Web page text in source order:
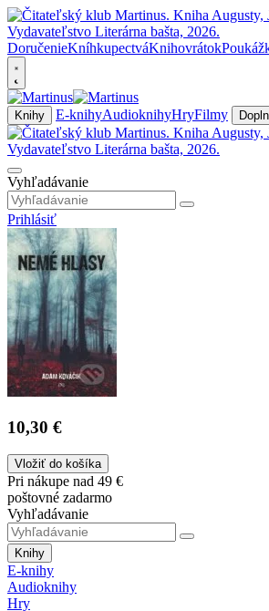
DoručenieKníhkupectváKnihovrátok
Knihy E-knihyAudioknihyHryFilmy
Vyhľadávanie
Prihlásiť
10,30 €
Vložiť do košíka
Pri nákupe nad 49 €
poštovné zadarmo
Vyhľadávanie
Knihy
E-knihy
Audioknihy
Hry